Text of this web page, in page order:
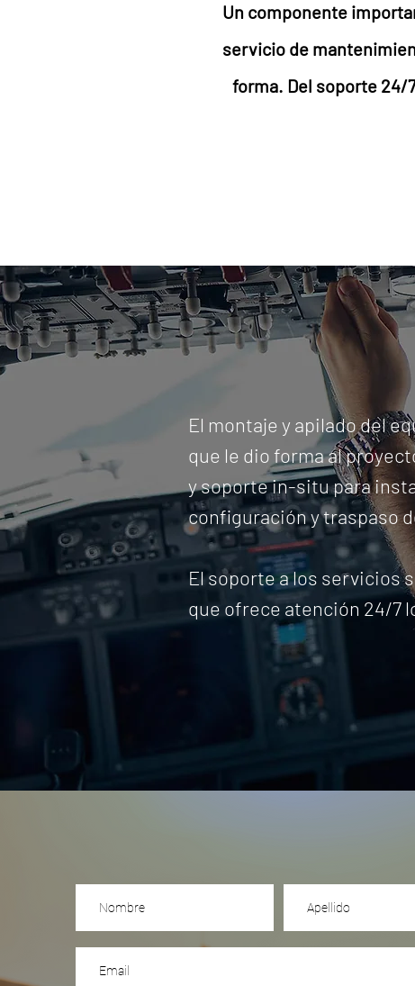
Un componente
servicio de
forma. Del soporte 24/
El montaje y apilado del
que le dio forma al
y soporte in-situ para
configuración y traspaso
El soporte a los servicios
que ofrece atención 24/7